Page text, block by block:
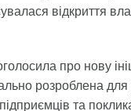
відкриття
про нову
розроблена для
та